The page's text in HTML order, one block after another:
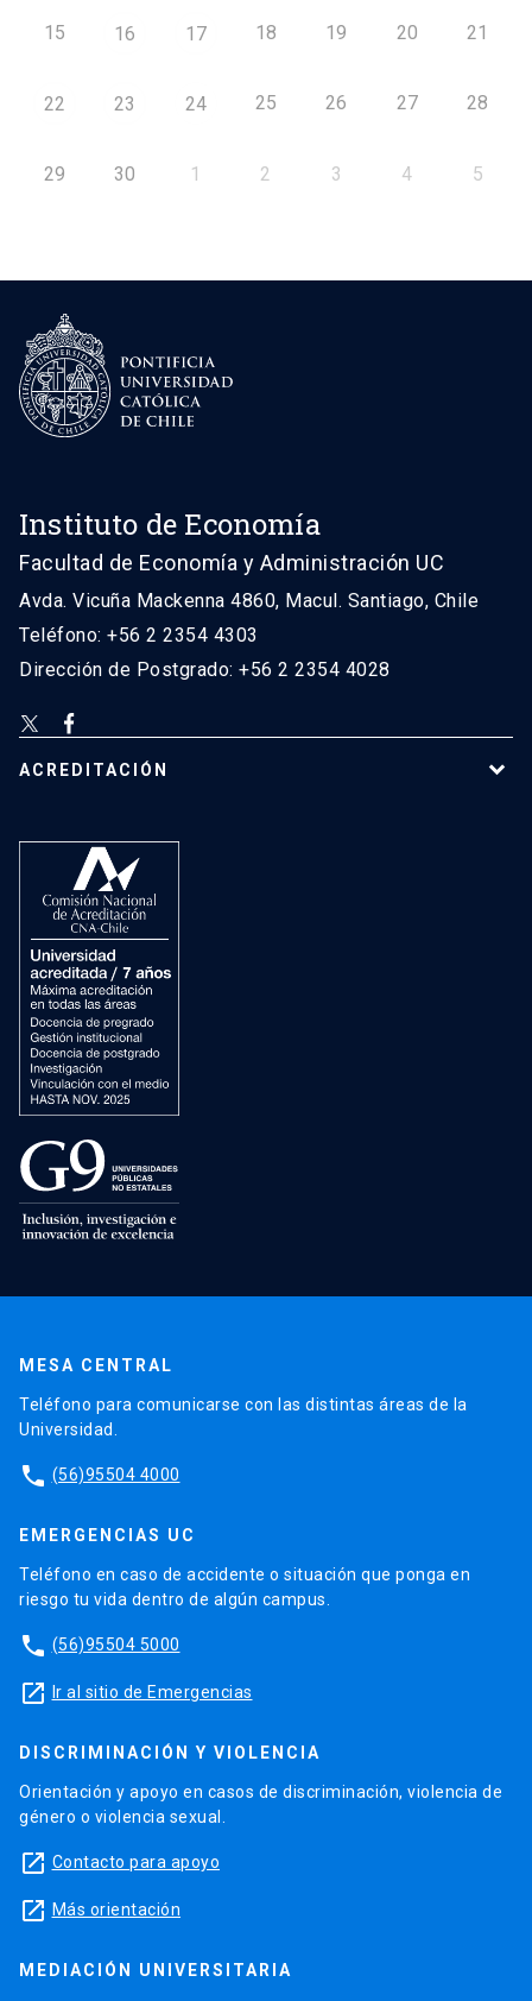
15 16 17 18 19 20 21
22 23 24 25 26 27 28
29 30 1 2 3 4 5
Instituto de Economía
Facultad de Economía y Administración UC
Avda. Vicuña Mackenna 4860, Macul. Santiago, Chile
Teléfono: +56 2 2354 4303
Dirección de Postgrado: +56 2 2354 4028
ACREDITACIÓN
MESA CENTRAL
Teléfono para comunicarse con las distintas áreas de la
Universidad.
phone (56)95504 4000
EMERGENCIAS UC
Teléfono en caso de accidente o situación que ponga en
riesgo tu vida dentro de algún campus.
phone (56)95504 5000
launch Ir al sitio de Emergencias
DISCRIMINACIÓN Y VIOLENCIA
Orientación y apoyo en casos de discriminación, violencia de
género o violencia sexual.
launch Contacto para apoyo
launch Más orientación
MEDIACIÓN UNIVERSITARIA